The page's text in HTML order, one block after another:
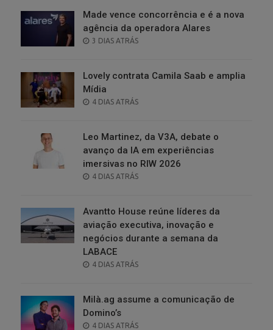
Made vence concorrência e é a nova
agência da operadora Alares
POSTED
3 DIAS ATRÁS
Lovely contrata Camila Saab e amplia
Mídia
POSTED
4 DIAS ATRÁS
Leo Martinez, da V3A, debate o
avanço da IA em experiências
imersivas no RIW 2026
POSTED
4 DIAS ATRÁS
Avantto House reúne líderes da
aviação executiva, inovação e
negócios durante a semana da
LABACE
POSTED
4 DIAS ATRÁS
Milà.ag assume a comunicação de
Domino’s
POSTED
4 DIAS ATRÁS